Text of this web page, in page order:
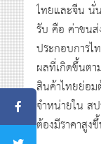
ไทยและจีน นั่
รับ คือ ค่าขน
ประกอบการไ
ผลที่เกิดขึ้นตา
สินค้าไทยย่อ
จำหน่ายใน ส
ต้องมีราคาสูง